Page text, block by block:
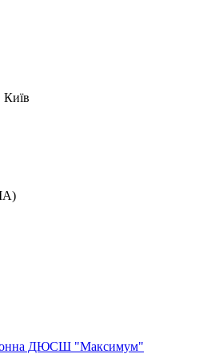
Київ
ДЮСШ "Максимум"